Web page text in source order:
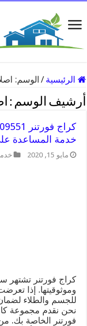
الرئيسية / الوسم:
أرشيف الوسم :
خدمة المساعدة
مايو 15, 2020
كراج فورتنر تشتهر
وموثوقيتها. إذا
للجسم والطلاء
نحن نقدم مجموعة
فورتنر الخاصة بك.